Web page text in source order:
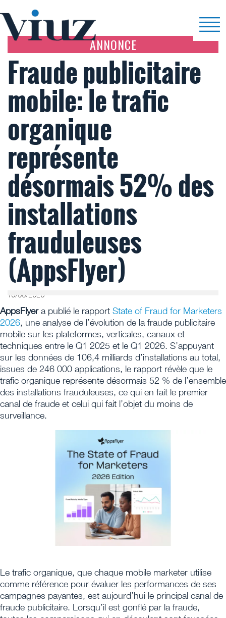
ANNONCE
Fraude publicitaire
mobile: le trafic
organique
représente
désormais 52% des
installations
frauduleuses
(AppsFlyer)
10/06/2026
AppsFlyera publié le rapport State of Fraud for Marketers
2026, une analyse de l’évolution de la fraude publicitaire
mobile sur les plateformes, verticales, canaux et
techniques entre le Q1 2025 et le Q1 2026. S’appuyant
sur les données de 106,4 milliards d’installations au total,
issues de 246 000 applications, le rapport révèle que le
trafic organique représente désormais 52 % de l’ensemble
des installations frauduleuses, ce qui en fait le premier
canal de fraude et celui qui fait l’objet du moins de
surveillance.
Le trafic organique, que chaque mobile marketer utilise
comme référence pour évaluer les performances de ses
campagnes payantes, est aujourd’hui le principal canal de
fraude publicitaire. Lorsqu’il est gonflé par la fraude,